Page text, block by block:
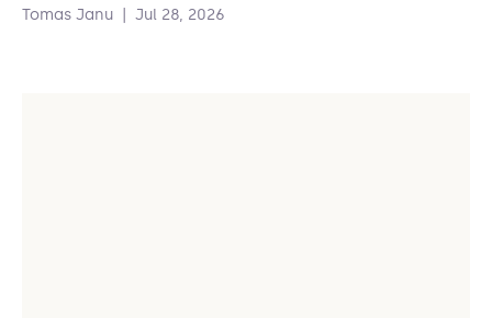
Tomas Janu Jul 28, 2026